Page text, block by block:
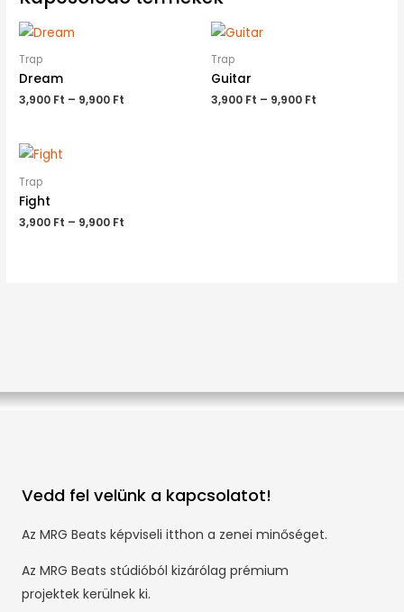
Trap
Dream
3,900 Ft – 9,900 Ft
Trap
Guitar
3,900 Ft – 9,900 Ft
Trap
Fight
3,900 Ft – 9,900 Ft
Vedd fel velünk a kapcsolatot!
Az MRG Beats képviseli itthon a zenei minőséget.
Az MRG Beats stúdióból kizárólag prémium
projektek kerülnek ki.